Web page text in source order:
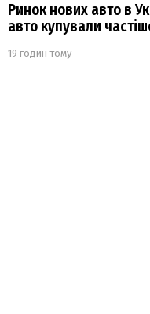
Ринок нових авто в
авто купували
19 годин тому